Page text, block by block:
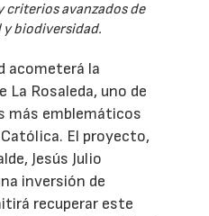
avanzados de
biodiversidad.
acometerá la
Rosaleda, uno de
más emblemáticos
El proyecto,
Jesús Julio
inversión de
recuperar este